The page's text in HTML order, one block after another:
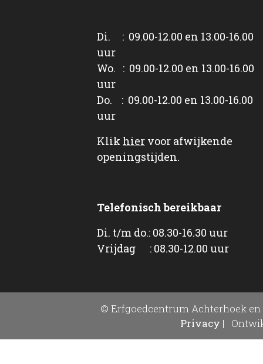
Di. : 09.00-12.00 en 13.00-16.00
uur
Wo. : 09.00-12.00 en 13.00-16.00
uur
Do. : 09.00-12.00 en 13.00-16.00
uur
Klik hier voor afwijkende
openingstijden.
Telefonisch bereikbaar
Di. t/m do.: 08.30-16.30 uur
Vrijdag : 08.30-12.00 uur
© Erfgoedcentrum Achterhoek en
Privacy |